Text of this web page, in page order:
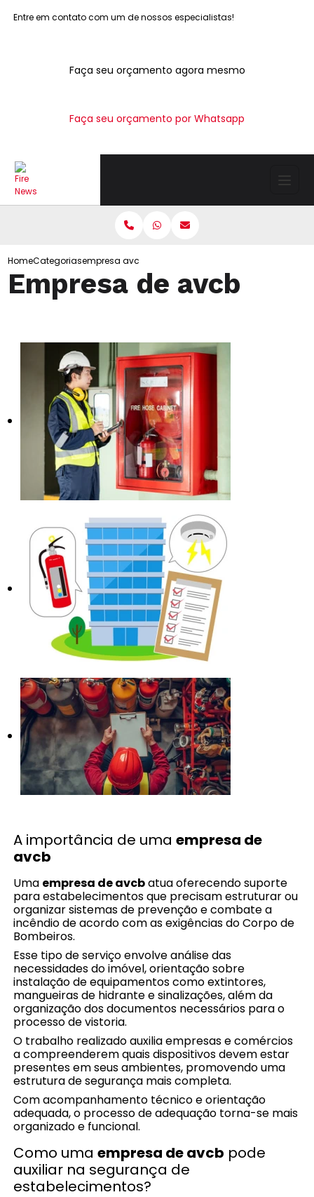
Entre em contato com um de nossos especialistas!
Faça seu orçamento agora mesmo
Faça seu orçamento por Whatsapp
HomeCategoriasempresa avcb
Empresa de avcb
A importância de umaempresa de
avcb
Uma empresa de avcbatua oferecendo suporte
para estabelecimentos que precisam estruturar ou
organizar sistemas de prevenção e combate a
incêndio de acordo com as exigências do Corpo de
Bombeiros.
Esse tipo de serviço envolve análise das
necessidades do imóvel, orientação sobre
instalação de equipamentos como extintores,
mangueiras de hidrante e sinalizações, além da
organização dos documentos necessários para o
processo de vistoria.
O trabalho realizado auxilia empresas e comércios
a compreenderem quais dispositivos devem estar
presentes em seus ambientes, promovendo uma
estrutura de segurança mais completa.
Com acompanhamento técnico e orientação
adequada, o processo de adequação torna-se mais
organizado e funcional.
Como umaempresa de avcb pode
auxiliar na segurança de
estabelecimentos?